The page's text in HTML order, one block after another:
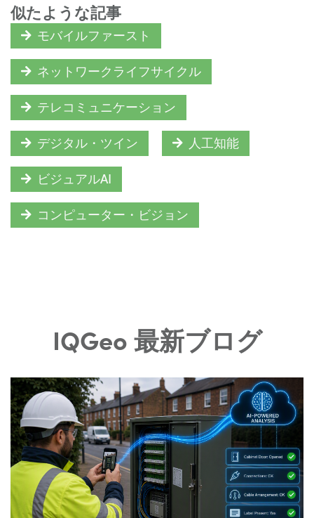
似たような記事
モバイルファースト
ネットワークライフサイクル
テレコミュニケーション
デジタル・ツイン 人工知能
ビジュアルAI
コンピューター・ビジョン
IQGeo 最新ブログ